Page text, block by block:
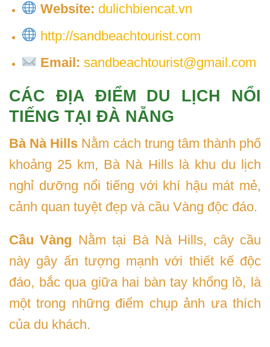
Website: dulichbiencat.vn
http://sandbeachtourist.com
Email: sandbeachtourist@gmail.com
CÁC ĐỊA ĐIỂM DU LỊCH NỔI
TIẾNG TẠI ĐÀ NẴNG
Bà Nà Hills Nằm cách trung tâm thành phố
khoảng 25 km, Bà Nà Hills là khu du lịch
nghỉ dưỡng nổi tiếng với khí hậu mát mẻ,
cảnh quan tuyệt đẹp và cầu Vàng độc đáo.
Cầu Vàng Nằm tại Bà Nà Hills, cây cầu
này gây ấn tượng mạnh với thiết kế độc
đáo, bắc qua giữa hai bàn tay khổng lồ, là
một trong những điểm chụp ảnh ưa thích
của du khách.